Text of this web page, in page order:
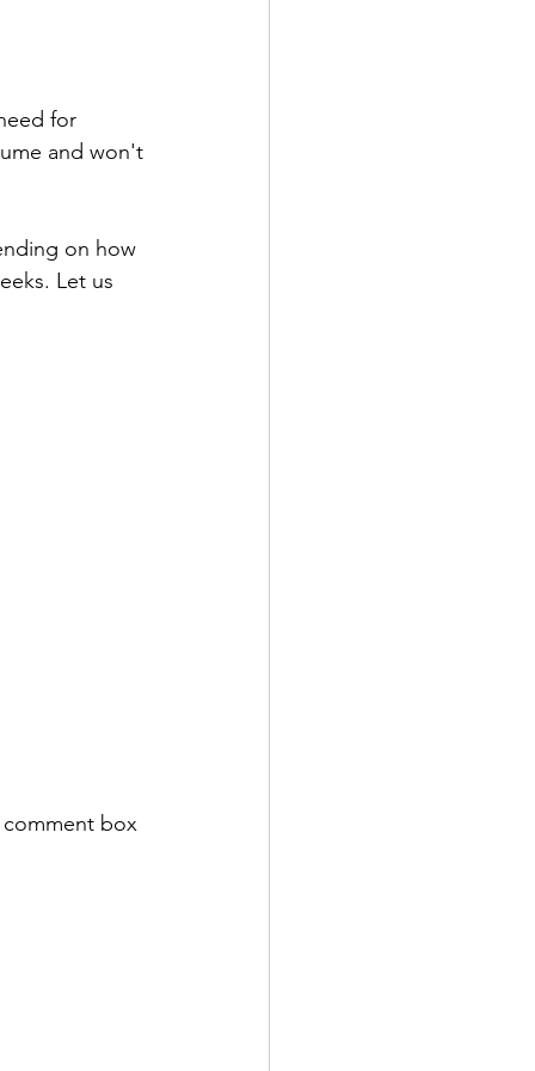
for
and won't
on how
Let us
box